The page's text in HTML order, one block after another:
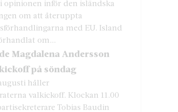
opinionen inför den isländska
om att återuppta
med EU. Island
om...
Magdalena Andersson
på söndag
håller
valkickoff. Klockan 11.00
Tobias Baudin